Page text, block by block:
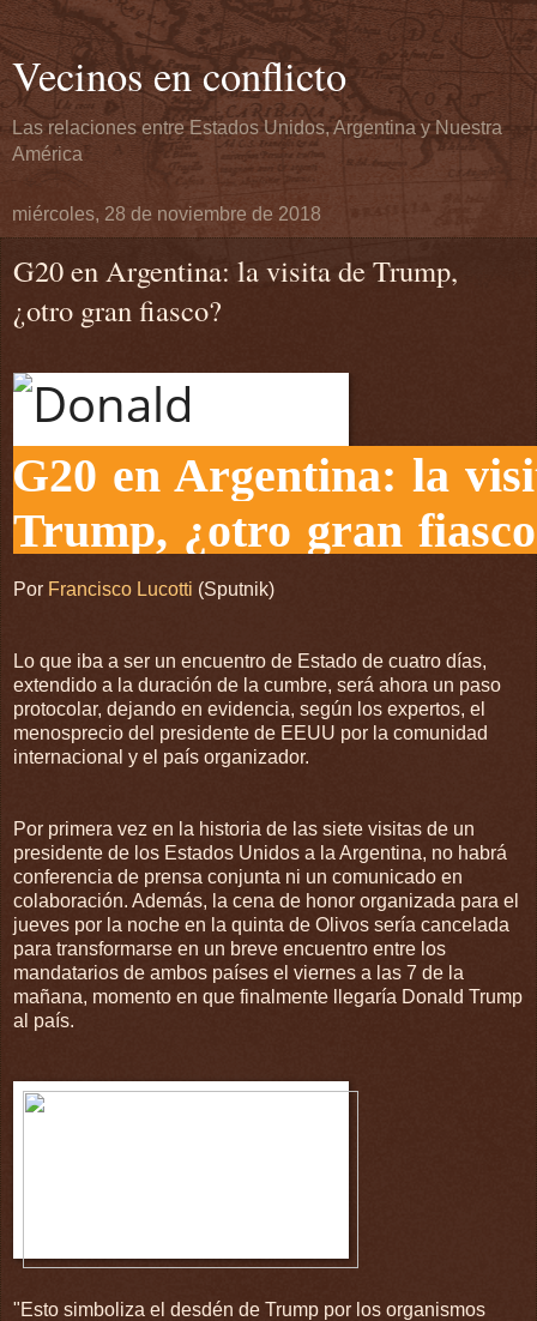
Vecinos en conflicto
Las relaciones entre Estados Unidos, Argentina y Nuestra
América
miércoles, 28 de noviembre de 2018
G20 en Argentina: la visita de Trump,
¿otro gran fiasco?
G20 en Argentina: la
Trump, ¿otro gran
Por Francisco Lucotti (Sputnik)
Lo que iba a ser un encuentro de Estado de cuatro días,
extendido a la duración de la cumbre, será ahora un paso
protocolar, dejando en evidencia, según los expertos, el
menosprecio del presidente de EEUU por la comunidad
internacional y el país organizador.
Por primera vez en la historia de las siete visitas de un
presidente de los Estados Unidos a la Argentina, no habrá
conferencia de prensa conjunta ni un comunicado en
colaboración. Además, la cena de honor organizada para el
jueves por la noche en la quinta de Olivos sería cancelada
para transformarse en un breve encuentro entre los
mandatarios de ambos países el viernes a las 7 de la
mañana, momento en que finalmente llegaría Donald Trump
al país.
"Esto simboliza el desdén de Trump por los organismos